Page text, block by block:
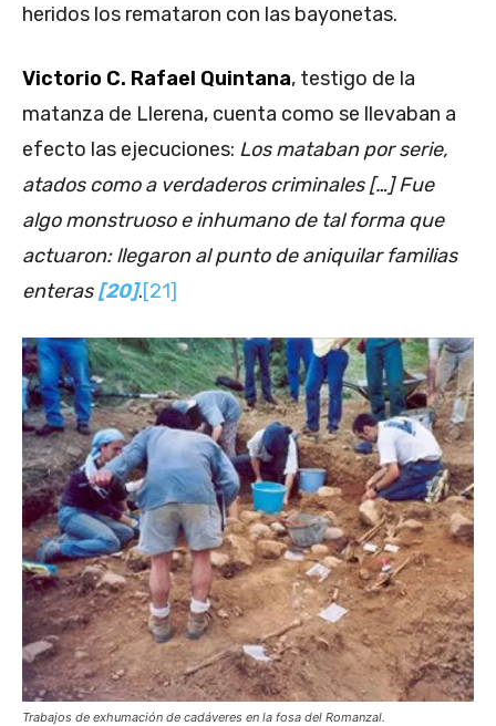
heridos los remataron con las bayonetas.
Victorio C. Rafael Quintana, testigo de la
matanza de Llerena, cuenta como se llevaban a
efecto las ejecuciones: Los mataban por serie,
atados como a verdaderos criminales […] Fue
algo monstruoso e inhumano de tal forma que
actuaron: llegaron al punto de aniquilar familias
enteras[20].[21]
Trabajos de exhumación de cadáveres en la fosa del Romanzal.